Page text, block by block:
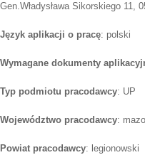
Gen.Władysława Sikorskiego 11,
Język aplikacji o pracę: polski
Wymagane dokumenty
Typ podmiotu pracodawcy: UP
Województwo pracodawcy:
Powiat pracodawcy: legionowski